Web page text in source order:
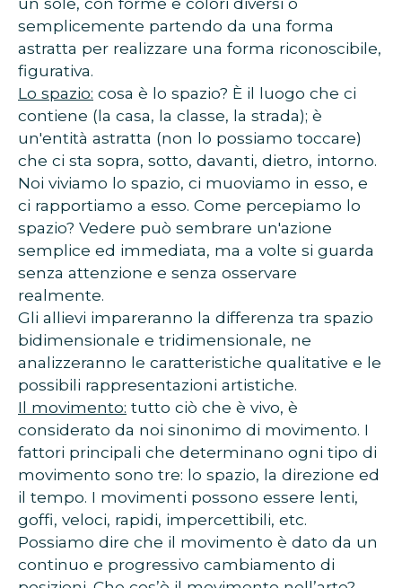
semplicemente partendo da una forma
astratta per realizzare una forma riconoscibile,
figurativa.
Lo spazio: cosa è lo spazio? È il luogo che ci
contiene (la casa, la classe, la strada); è
un'entità astratta (non lo possiamo toccare)
che ci sta sopra, sotto, davanti, dietro, intorno.
Noi viviamo lo spazio, ci muoviamo in esso, e
ci rapportiamo a esso. Come percepiamo lo
spazio? Vedere può sembrare un'azione
semplice ed immediata, ma a volte si guarda
senza attenzione e senza osservare
realmente.
Gli allievi impareranno la differenza tra spazio
bidimensionale e tridimensionale, ne
analizzeranno le caratteristiche qualitative e le
possibili rappresentazioni artistiche.
Il movimento: tutto ciò che è vivo, è
considerato da noi sinonimo di movimento. I
fattori principali che determinano ogni tipo di
movimento sono tre: lo spazio, la direzione ed
il tempo. I movimenti possono essere lenti,
goffi, veloci, rapidi, impercettibili, etc.
Possiamo dire che il movimento è dato da un
continuo e progressivo cambiamento di